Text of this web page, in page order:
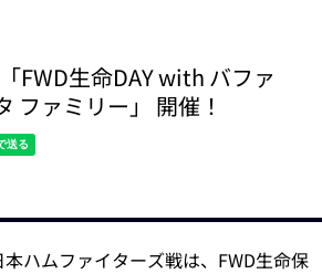
FWD生命DAY with バファ
ファミリー」 開催！
ハムファイターズ戦は、FWD生命保